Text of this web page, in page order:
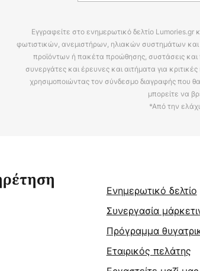
Εγγραφείτε στο ενημερωτικό δελτίο
φωτιστικών, ανεμιστήρων, ηλιακών συστημάτων
προϊόντων ή πακέτα προώθησης, συστάσεις
συνεργάτες και έρευνες και αιτήματα για
χρησιμοποιώντας τον σύνδεσμο διαγραφής που
μπορείτε να
*Από την
Ενημερωτικό δελτίο
Συνεργασία
Πρόγραμμα
Εταιρικός πελάτης